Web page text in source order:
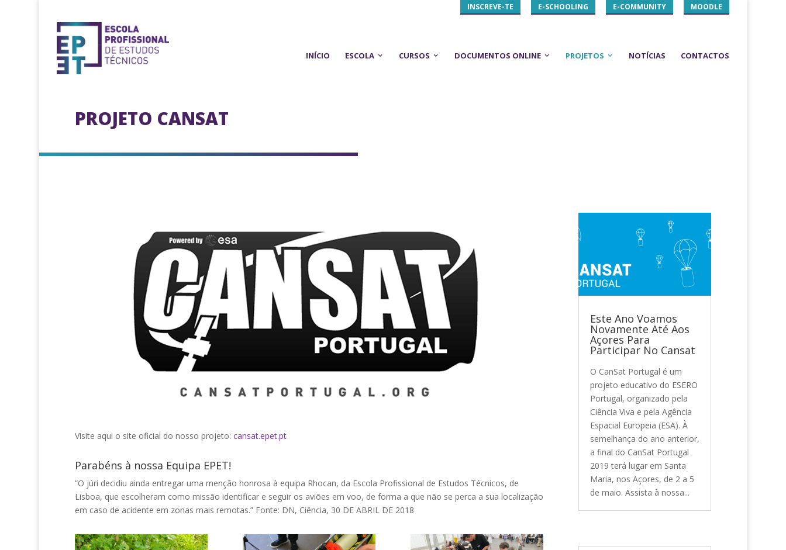
INSCREVE-TE E-SCHOOLING E-COMMUNITY MOODLE
INÍCIO ESCOLA CURSOS DOCUMENTOS ONLINE PROJETOS NOTÍCIAS CONTACTOS
PROJETO CANSAT
Visite aqui o site oficial do nosso projeto: cansat.epet.pt
Parabéns à nossa Equipa EPET!
“O júri decidiu ainda entregar uma menção honrosa à equipa Rhocan, da Escola Profissional de Estudos Técnicos, de
Lisboa, que escolheram como missão identificar e seguir os aviões em voo, de forma a que não se perca a sua localização
em caso de acidente em zonas mais remotas.” Fonte: DN, Ciência, 30 DE ABRIL DE 2018
Este Ano Voamos
Novamente Até Aos
Açores Para
Participar No Cansat
O CanSat Portugal é um
projeto educativo do ESERO
Portugal, organizado pela
Ciência Viva e pela Agência
Espacial Europeia (ESA). À
semelhança do ano anterior,
a final do CanSat Portugal
2019 terá lugar em Santa
Maria, nos Açores, de 2 a 5
de maio. Assista à nossa...